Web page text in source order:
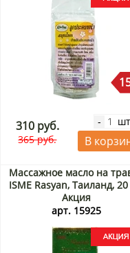
310 руб.
365 руб.
- шт
В
Массажное масло на
ISME Rasyan, Таиланд,
Акция
арт. 15925